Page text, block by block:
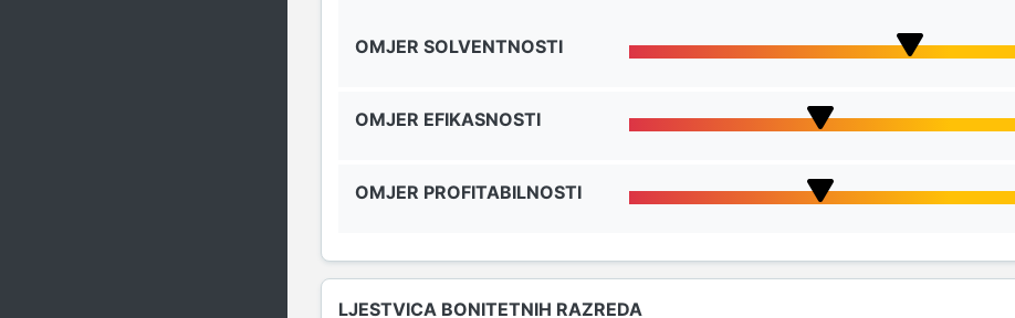
OMJER SOLVENTNOSTI
OMJER EFIKASNOSTI
OMJER PROFITABILNOSTI
LJESTVICA BONITETNIH RAZREDA